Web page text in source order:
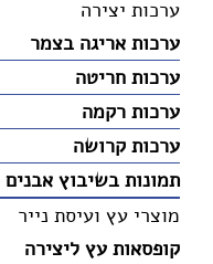
ערכות יצירה
ערכות אריגה בצמר
ערכות חריטה
ערכות רקמה
ערכות קרושה
תמונות בשיבוץ אבנים
מוצרי עץ ועיסת נייר
קופסאות עץ ליצירה